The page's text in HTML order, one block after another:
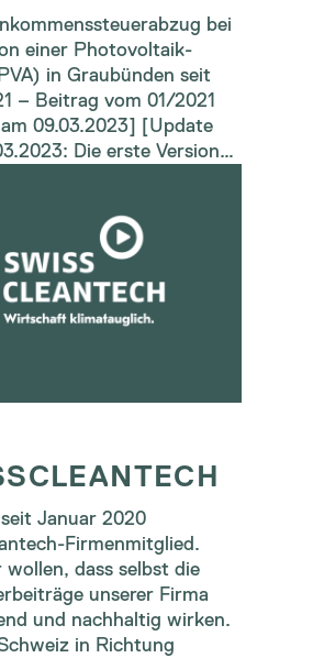
bei
einer Photovoltaik-
in Graubünden seit
– Beitrag vom 01/2021
09.03.2023] [Update
Die erste Version…
Januar 2020
Firmenmitglied.
wollen, dass selbst die
unserer Firma
und nachhaltig wirken.
in Richtung